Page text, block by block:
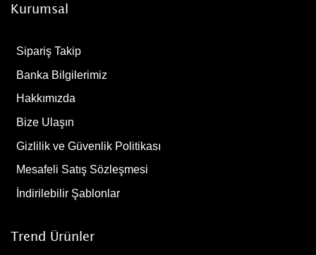
Kurumsal
Sipariş Takip
Banka Bilgilerimiz
Hakkımızda
Bize Ulaşın
Gizlilik ve Güvenlik Politikası
Mesafeli Satış Sözleşmesi
İndirilebilir Şablonlar
Trend Ürünler